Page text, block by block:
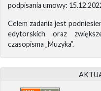
podpisania umowy:
Celem zadania jest
edytorskich oraz
czasopisma „Muzyka”.